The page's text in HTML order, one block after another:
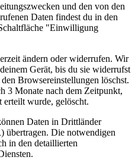
und den von den
Daten findest du in den
"Einwilligung
ändern oder widerrufen. Wir
Gerät, bis du sie widerrufst
Browsereinstellungen löschst.
3 Monate nach dem Zeitpunkt,
wurde, gelöscht.
Daten in Drittländer
übertragen. Die notwendigen
in den detaillierten